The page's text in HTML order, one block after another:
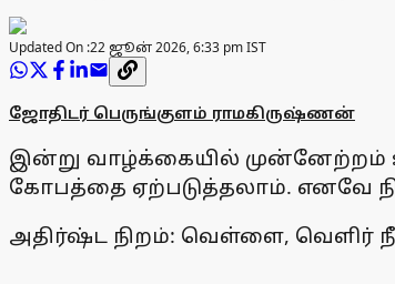
Updated On :22 ஜூன் 2026, 6:33 pm IST
ஜோதிடர் பெருங்குளம் ராமகிருஷ்ணன்
இன்று வாழ்க்கையில் முன்னேற்றம்
கோபத்தை ஏற்படுத்தலாம். எனவே
அதிர்ஷ்ட நிறம்: வெள்ளை, வெளிர்